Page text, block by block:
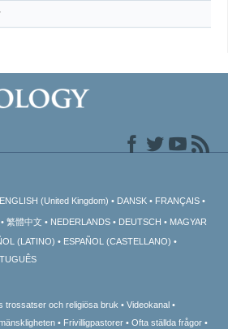
ENGLISH (United Kingdom) DANSK FRANÇAIS
繁體中文 NEDERLANDS DEUTSCH
MAGYAR
(LATINO)
ESPAÑOL (CASTELLANO)
trossatser och religiösa bruk
Videokanal
Frivilligpastorer
Ofta ställda frågor